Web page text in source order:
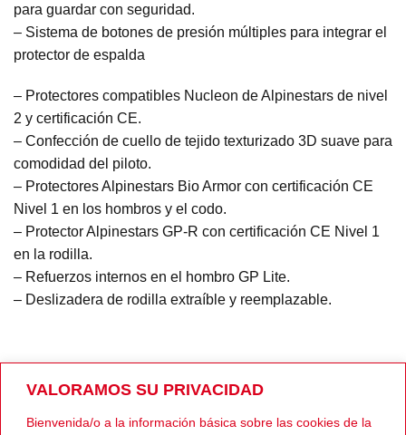
VALORAMOS SU PRIVACIDAD
Bienvenida/o a la información básica sobre las cookies de la
para guardar con seguridad.
– Sistema de botones de presión múltiples para integrar el
protector de espalda
– Protectores compatibles Nucleon de Alpinestars de nivel
2 y certificación CE.
– Confección de cuello de tejido texturizado 3D suave para
comodidad del piloto.
– Protectores Alpinestars Bio Armor con certificación CE
Nivel 1 en los hombros y el codo.
– Protector Alpinestars GP-R con certificación CE Nivel 1
en la rodilla.
– Refuerzos internos en el hombro GP Lite.
– Deslizadera de rodilla extraíble y reemplazable.
Con certificación CE completa, Categoría II normas